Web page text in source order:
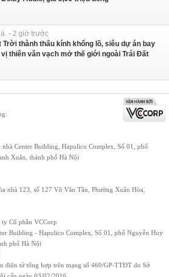
- 2 giờ trước
Trời thành thấu kính khổng lồ, siêu dự án bay
thiên văn vạch mở thế giới ngoài Trái Đất
nhà Center Building, Hapulico Complex, Số 01, phố
Xuân, thành phố Hà Nội
nhà 123, số 127 Võ Văn Tần, Phường Xuân Hòa,
Cổ phần VCCorp
Building - Hapulico Complex, Số 01, phố Nguyễn Huy
phố Hà Nội
điện tử tổng hợp trên mạng số 460/GP-TTĐT do Sở